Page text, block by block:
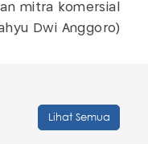
mitra komersial
Dwi Anggoro)
Lihat Semua